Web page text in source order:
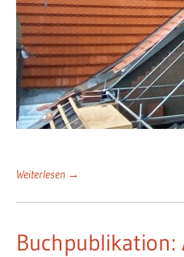
Weiterlesen →
Buchpublikation: